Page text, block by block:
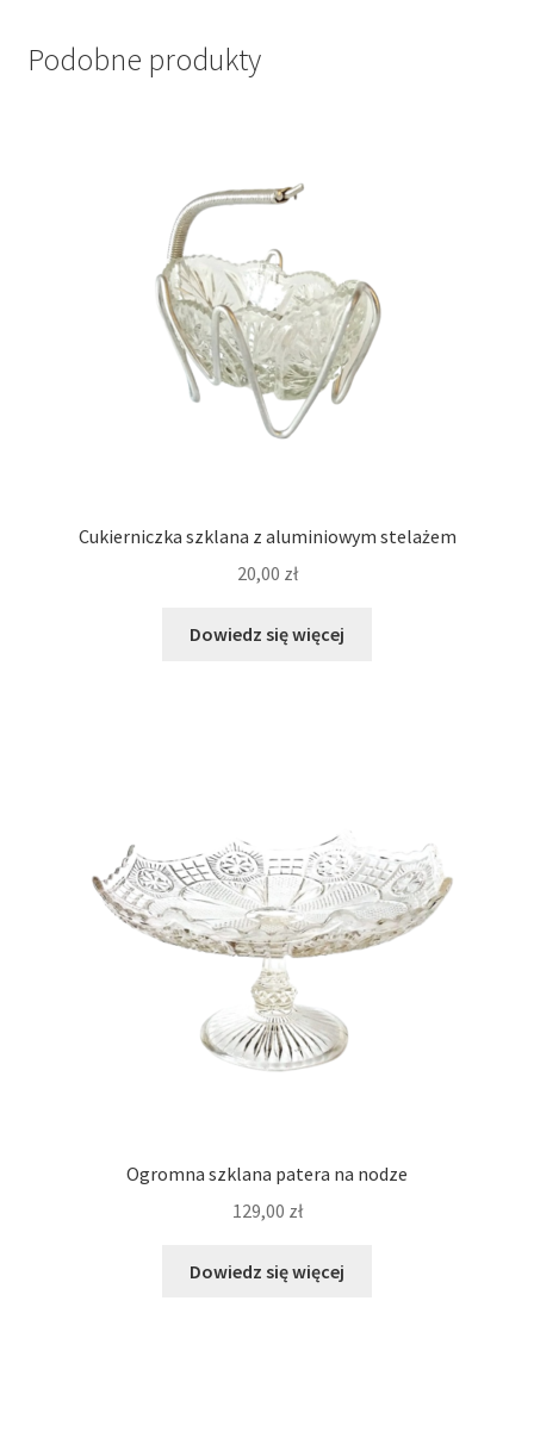
Podobne produkty
Cukierniczka szklana z aluminiowym stelażem
20,00 zł
Dowiedz się więcej
Ogromna szklana patera na nodze
129,00 zł
Dowiedz się więcej